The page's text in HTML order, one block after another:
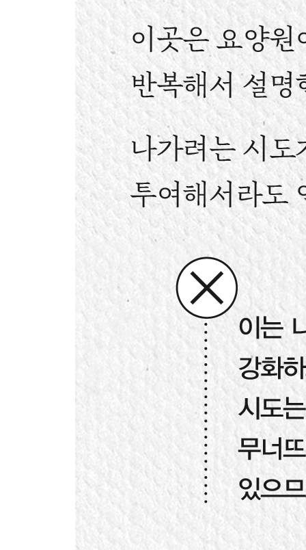
·노인에게 폭행을 당했다면?
10장 고령자 돌봄의 세 가지 매력
‘세계’에 대한 믿음을 회복하다
미요 씨를 데리러 가다
돌봄은 타임머신
고령자 돌봄은 ‘더럽고 냄새나며 힘든’ 일인가?
고령자 돌봄의 세 가지 매력은?
베이비붐 세대 남성들은 왜 메밀국수를 만드나
돌봄의 세계로
·돌봄을 하는 이들은 생각하는 지팡이다
마치며
옮긴이의 글